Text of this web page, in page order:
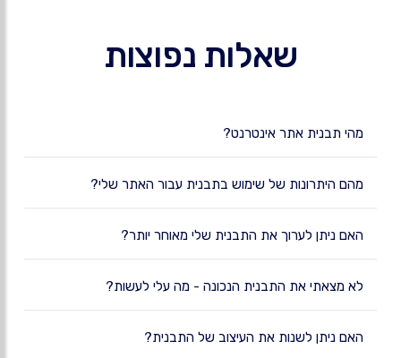
שאלות נפוצות
מהי תבנית אתר אינטרנט?
מהם היתרונות של שימוש בתבנית עבור האתר שלי?
האם ניתן לערוך את התבנית שלי מאוחר יותר?
לא מצאתי את התבנית הנכונה - מה עלי לעשות?
האם ניתן לשנות את העיצוב של התבנית?